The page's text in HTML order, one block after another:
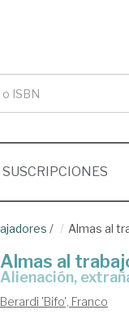
SUSCRIPCIONES
/ Almas al
Almas al
alienación,
Berardi 'Bifo', Franco